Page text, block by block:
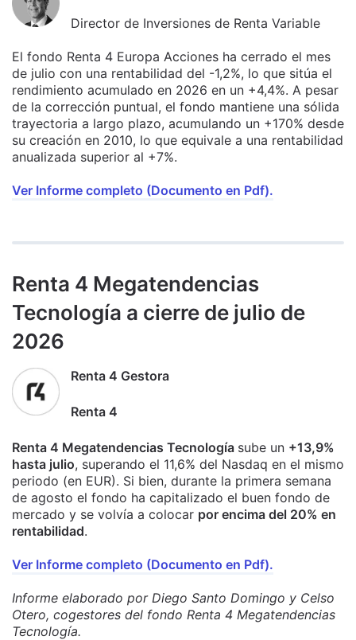
Director de Inversiones de Renta Variable
El fondo Renta 4 Europa Acciones ha cerrado el mes
de julio con una rentabilidad del -1,2%, lo que sitúa el
rendimiento acumulado en 2026 en un +4,4%. A pesar
de la corrección puntual, el fondo mantiene una sólida
trayectoria a largo plazo, acumulando un +170% desde
su creación en 2010, lo que equivale a una rentabilidad
anualizada superior al +7%.
Ver Informe completo (Documento en Pdf).
Renta 4 Megatendencias
Tecnología a cierre de julio de
2026
Renta 4 Gestora
Renta 4
Renta 4 Megatendencias Tecnología sube un +13,9%
hasta julio, superando el 11,6% del Nasdaq en el mismo
periodo (en EUR). Si bien, durante la primera semana
de agosto el fondo ha capitalizado el buen fondo de
mercado y se volvía a colocar por encima del 20% en
rentabilidad.
Ver Informe completo (Documento en Pdf).
Informe elaborado por Diego Santo Domingo y Celso
Otero, cogestores del fondo Renta 4 Megatendencias
Tecnología.